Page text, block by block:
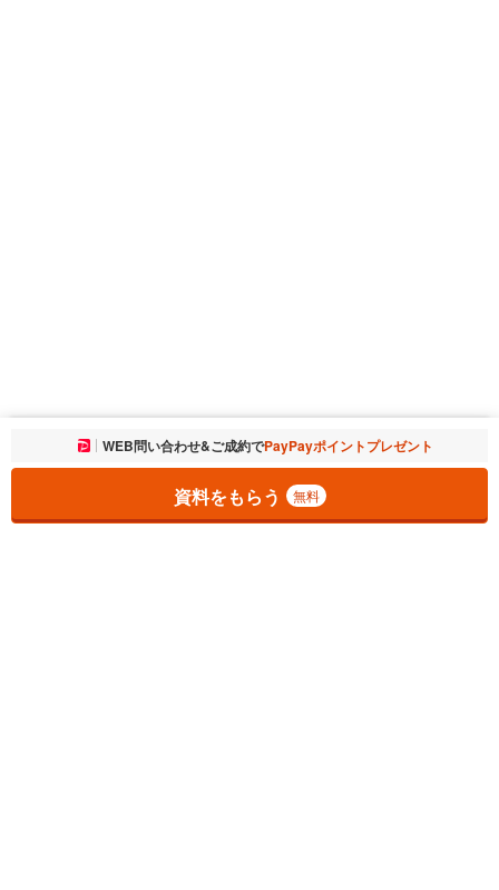
お気に入りに追加しました。 一覧を開く
WEB問い合わせ&ご成約でPayPayポイントプレゼント
資料をもらう 無料